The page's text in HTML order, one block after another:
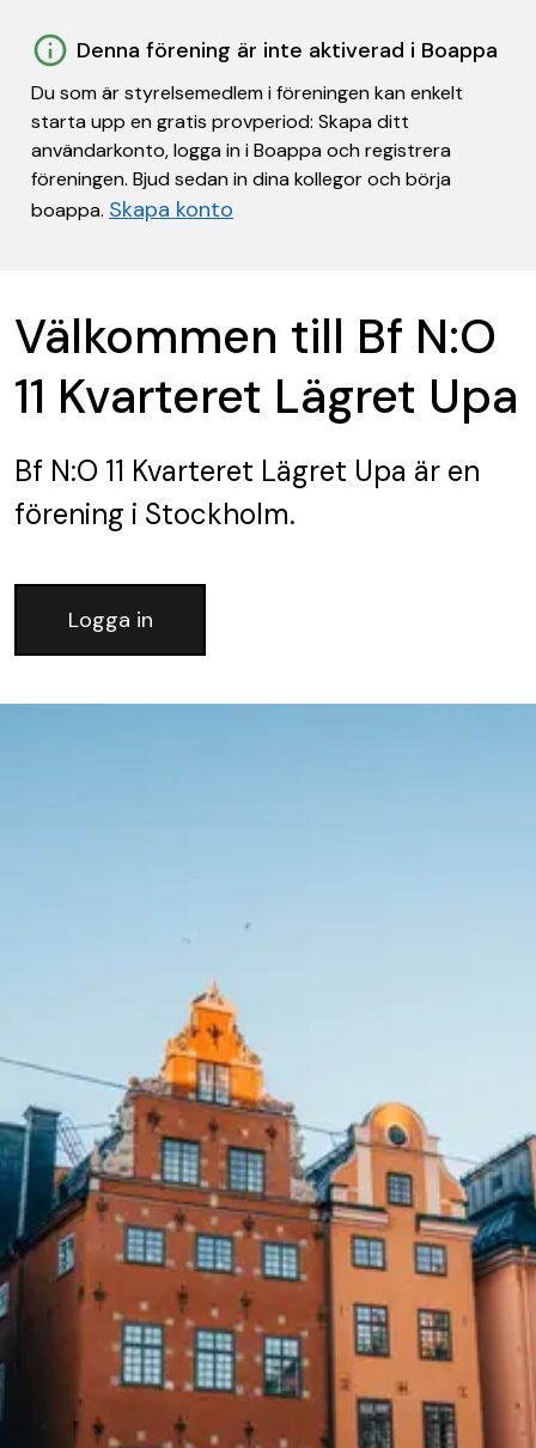
Denna förening är inte aktiverad i Boappa
Du som är styrelsemedlem i föreningen kan enkelt
starta upp en gratis provperiod: Skapa ditt
användarkonto, logga in i Boappa och registrera
föreningen. Bjud sedan in dina kollegor och börja
boappa. Skapa konto
Välkommen till Bf N:O
11 Kvarteret Lägret Upa
Bf N:O 11 Kvarteret Lägret Upa är en
förening i Stockholm.
Logga in